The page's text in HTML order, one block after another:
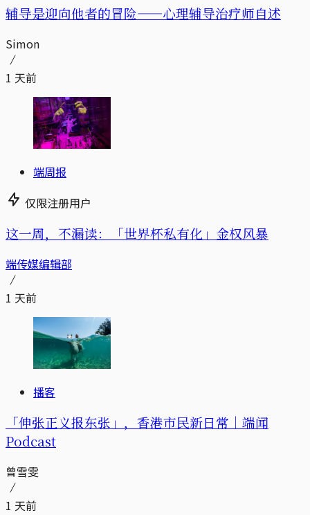
辅导是迎向他者的冒险——心理辅导治疗师自述
Simon
1 天前
端周报
仅限注册用户
这一周，不漏读：「世界杯私有化」金权风暴
端传媒编辑部
1 天前
播客
「伸张正义报东张」，香港市民新日常｜端闻
Podcast
曾雪雯
1 天前